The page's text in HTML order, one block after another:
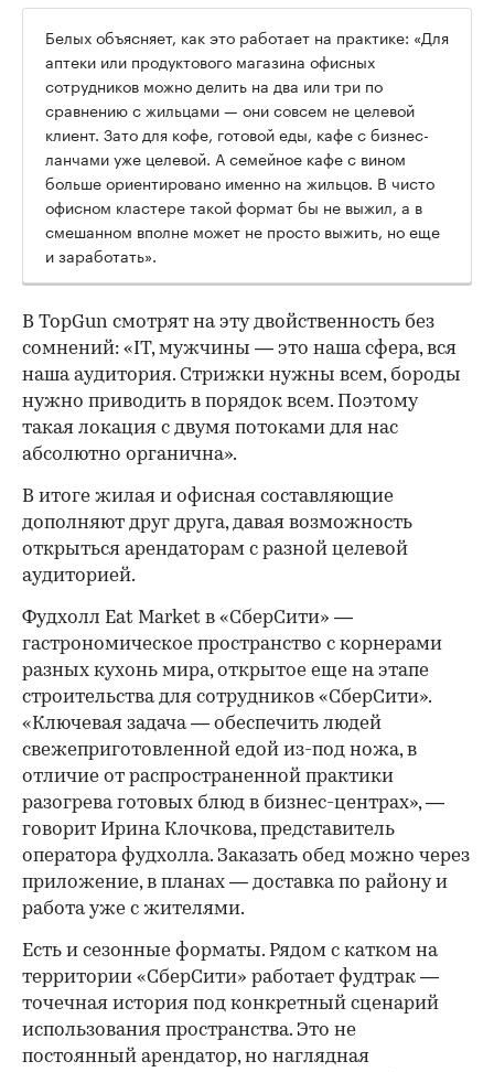
Белых объясняет, как это работает на практике: «Для
аптеки или продуктового магазина офисных
сотрудников можно делить на два или три по
сравнению с жильцами — они совсем не целевой
клиент. Зато для кофе, готовой еды, кафе с бизнес-
ланчами уже целевой. А семейное кафе с вином
больше ориентировано именно на жильцов. В чисто
офисном кластере такой формат бы не выжил, а в
смешанном вполне может не просто выжить, но еще
и заработать».
В TopGun смотрят на эту двойственность без
сомнений: «IT, мужчины — это наша сфера, вся
наша аудитория. Стрижки нужны всем, бороды
нужно приводить в порядок всем. Поэтому
такая локация с двумя потоками для нас
абсолютно органична».
В итоге жилая и офисная составляющие
дополняют друг друга, давая возможность
открыться арендаторам с разной целевой
аудиторией.
Фудхолл Eat Market в «СберСити» —
гастрономическое пространство с корнерами
разных кухонь мира, открытое еще на этапе
строительства для сотрудников «СберСити».
«Ключевая задача — обеспечить людей
свежеприготовленной едой из-под ножа, в
отличие от распространенной практики
разогрева готовых блюд в бизнес-центрах», —
говорит Ирина Клочкова, представитель
оператора фудхолла. Заказать обед можно через
приложение, в планах — доставка по району и
работа уже с жителями.
Есть и сезонные форматы. Рядом с катком на
территории «СберСити» работает фудтрак —
точечная история под конкретный сценарий
использования пространства. Это не
постоянный арендатор, но наглядная